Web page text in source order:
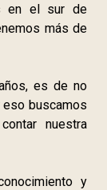
en el sur de
más de
es de no
buscamos
nuestra
y